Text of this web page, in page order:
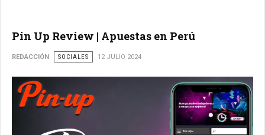
Pin Up Review | Apuestas en Perú
REDACCIÓN SOCIALES 12 JULIO 2024